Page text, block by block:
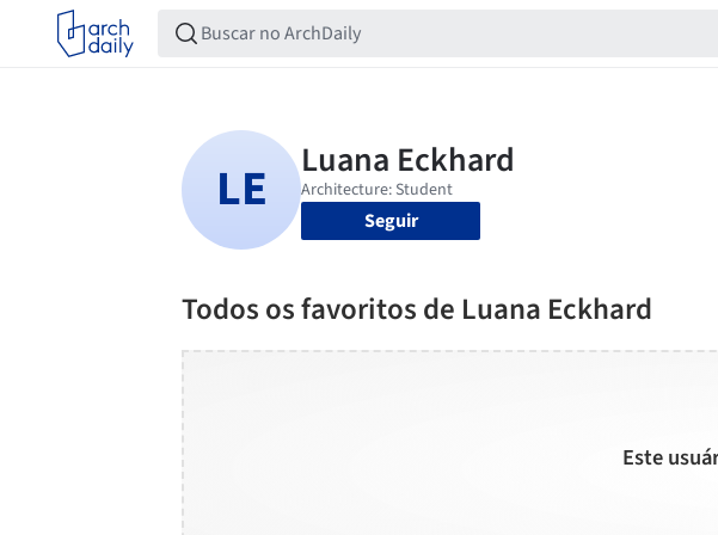
Seguir
Todos os favoritos de Luana Eckhard
Este